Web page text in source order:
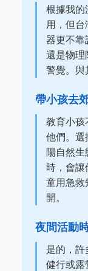
根據我的
用，但
器更不靠
還是物理
警覺。與
帶小孩去
教育小孩
他們。選
陽自然
時，會
童用急救
開。
夜間活動
是的，
健行或露